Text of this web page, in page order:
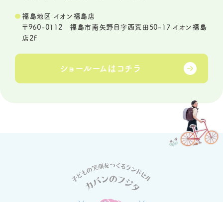
福島地区 イオン福島店
〒960-0112 福島市南矢野目字西荒田50-17 イオン福島
店2F
ショールームは コチラ